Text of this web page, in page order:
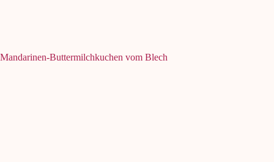
Mandarinen-Buttermilchkuchen vom Blech